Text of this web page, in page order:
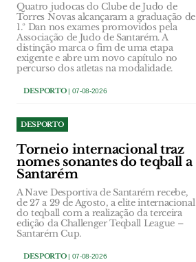
Quatro judocas do Clube de Judo de
Torres Novas alcançaram a graduação de
1.º Dan nos exames promovidos pela
Associação de Judo de Santarém. A
distinção marca o fim de uma etapa
exigente e abre um novo capítulo no
percurso dos atletas na modalidade.
DESPORTO| 07-08-2026
DESPORTO
Torneio internacional traz
nomes sonantes do teqball a
Santarém
A Nave Desportiva de Santarém recebe,
de 27 a 29 de Agosto, a elite internacional
do teqball com a realização da terceira
edição da Challenger Teqball League –
Santarém Cup.
DESPORTO| 07-08-2026